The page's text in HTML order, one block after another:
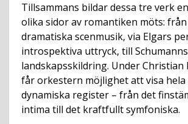
Tillsammans bildar dessa tre verk
olika sidor av romantiken möts:
dramatiska scenmusik, via Elgars
introspektiva uttryck, till
landskapsskildring. Under Christian
får orkestern möjlighet att visa
dynamiska register – från det
intima till det kraftfullt symfoniska.